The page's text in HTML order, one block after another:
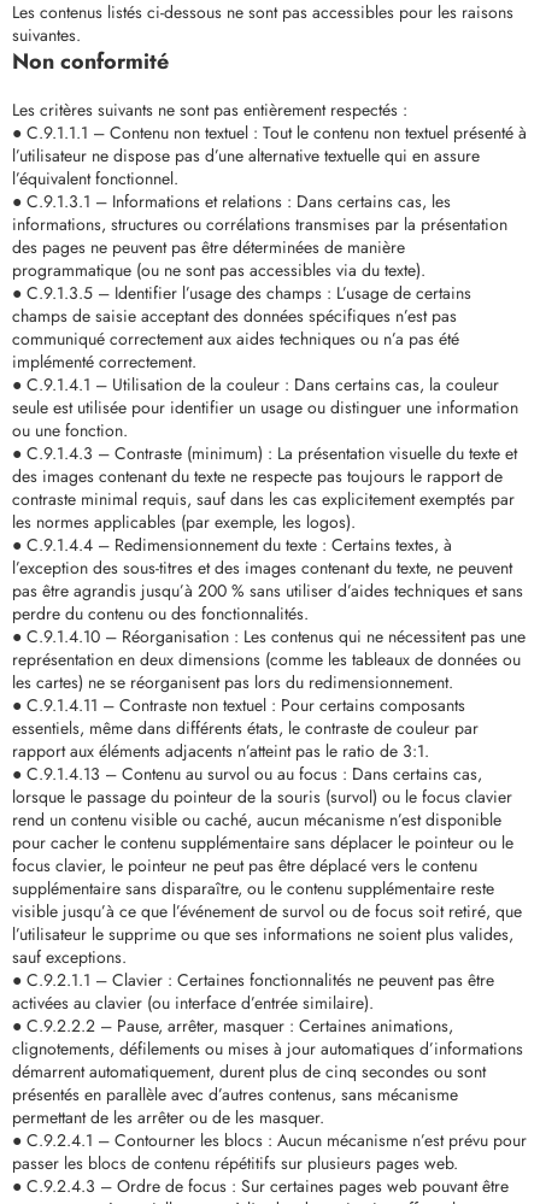
Les contenus listés ci-dessous ne sont pas accessibles pour les raisons
suivantes.
Non conformité
Les critères suivants ne sont pas entièrement respectés :
● C.9.1.1.1 – Contenu non textuel : Tout le contenu non textuel présenté à
l’utilisateur ne dispose pas d’une alternative textuelle qui en assure
l’équivalent fonctionnel.
● C.9.1.3.1 – Informations et relations : Dans certains cas, les
informations, structures ou corrélations transmises par la présentation
des pages ne peuvent pas être déterminées de manière
programmatique (ou ne sont pas accessibles via du texte).
● C.9.1.3.5 – Identifier l’usage des champs : L’usage de certains
champs de saisie acceptant des données spécifiques n’est pas
communiqué correctement aux aides techniques ou n’a pas été
implémenté correctement.
● C.9.1.4.1 – Utilisation de la couleur : Dans certains cas, la couleur
seule est utilisée pour identifier un usage ou distinguer une information
ou une fonction.
● C.9.1.4.3 – Contraste (minimum) : La présentation visuelle du texte et
des images contenant du texte ne respecte pas toujours le rapport de
contraste minimal requis, sauf dans les cas explicitement exemptés par
les normes applicables (par exemple, les logos).
● C.9.1.4.4 – Redimensionnement du texte : Certains textes, à
l’exception des sous-titres et des images contenant du texte, ne peuvent
pas être agrandis jusqu’à 200 % sans utiliser d’aides techniques et sans
perdre du contenu ou des fonctionnalités.
● C.9.1.4.10 – Réorganisation : Les contenus qui ne nécessitent pas une
représentation en deux dimensions (comme les tableaux de données ou
les cartes) ne se réorganisent pas lors du redimensionnement.
● C.9.1.4.11 – Contraste non textuel : Pour certains composants
essentiels, même dans différents états, le contraste de couleur par
rapport aux éléments adjacents n’atteint pas le ratio de 3:1.
● C.9.1.4.13 – Contenu au survol ou au focus : Dans certains cas,
lorsque le passage du pointeur de la souris (survol) ou le focus clavier
rend un contenu visible ou caché, aucun mécanisme n’est disponible
pour cacher le contenu supplémentaire sans déplacer le pointeur ou le
focus clavier, le pointeur ne peut pas être déplacé vers le contenu
supplémentaire sans disparaître, ou le contenu supplémentaire reste
visible jusqu’à ce que l’événement de survol ou de focus soit retiré, que
l’utilisateur le supprime ou que ses informations ne soient plus valides,
sauf exceptions.
● C.9.2.1.1 – Clavier : Certaines fonctionnalités ne peuvent pas être
activées au clavier (ou interface d’entrée similaire).
● C.9.2.2.2 – Pause, arrêter, masquer : Certaines animations,
clignotements, défilements ou mises à jour automatiques d’informations
démarrent automatiquement, durent plus de cinq secondes ou sont
présentés en parallèle avec d’autres contenus, sans mécanisme
permettant de les arrêter ou de les masquer.
● C.9.2.4.1 – Contourner les blocs : Aucun mécanisme n’est prévu pour
passer les blocs de contenu répétitifs sur plusieurs pages web.
● C.9.2.4.3 – Ordre de focus : Sur certaines pages web pouvant être